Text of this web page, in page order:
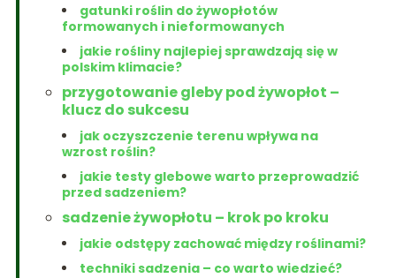
gatunki roślin do żywopłotów
formowanych i nieformowanych
jakie rośliny najlepiej sprawdzają się w
polskim klimacie?
przygotowanie gleby pod żywopłot –
klucz do sukcesu
jak oczyszczenie terenu wpływa na
wzrost roślin?
jakie testy glebowe warto przeprowadzić
przed sadzeniem?
sadzenie żywopłotu – krok po kroku
jakie odstępy zachować między roślinami?
techniki sadzenia – co warto wiedzieć?